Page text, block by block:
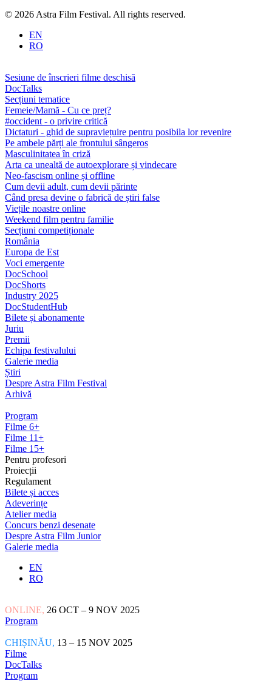
© 2026 Astra Film Festival. All rights reserved.
EN
RO
Sesiune de înscrieri filme deschisă
DocTalks
Secțiuni tematice
Femeie/Mamă - Cu ce preț?
#occident - o privire critică
Dictaturi - ghid de supraviețuire pentru posibila lor revenire
Pe ambele părți ale frontului sângeros
Masculinitatea în criză
Arta ca unealtă de autoexplorare și vindecare
Neo-fascism online și offline
Cum devii adult, cum devii părinte
Când presa devine o fabrică de știri false
Viețile noastre online
Weekend film pentru familie
Secțiuni competiționale
România
Europa de Est
Voci emergente
DocSchool
DocShorts
Industry 2025
DocStudentHub
Bilete și abonamente
Juriu
Premii
Echipa festivalului
Galerie media
Știri
Despre Astra Film Festival
Arhivă
Program
Filme 6+
Filme 11+
Filme 15+
Pentru profesori
Proiecții
Regulament
Bilete și acces
Adeverințe
Atelier media
Concurs benzi desenate
Despre Astra Film Junior
Galerie media
EN
RO
ONLINE, 26 OCT – 9 NOV 2025
Program
CHIȘINĂU, 13 – 15 NOV 2025
Filme
DocTalks
Program